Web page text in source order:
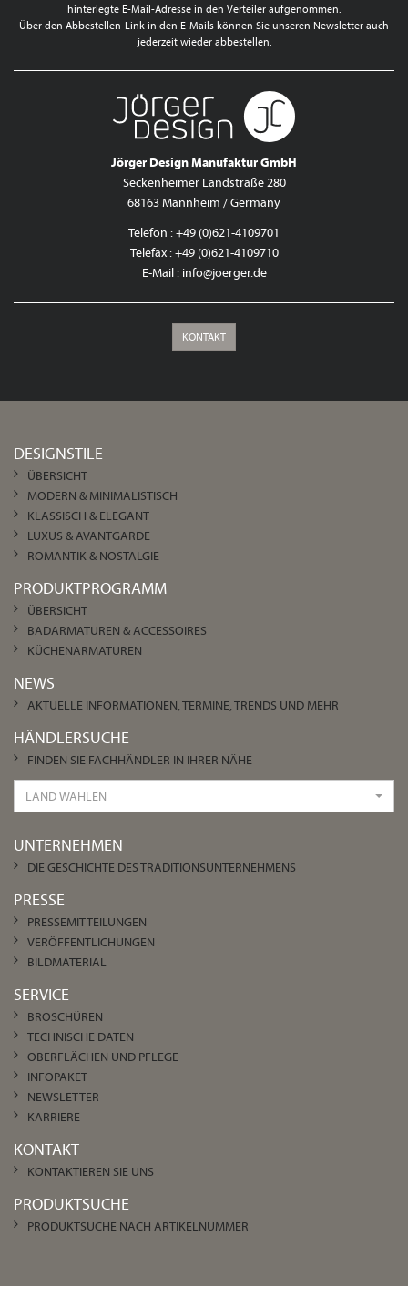
hinterlegte E-Mail-Adresse in den Verteiler aufgenommen.
Über den Abbestellen-Link in den E-Mails können Sie unseren Newsletter auch
jederzeit wieder abbestellen.
Jörger Design Manufaktur GmbH
Seckenheimer Landstraße 280
68163 Mannheim / Germany
Telefon : +49 (0)621-4109701
Telefax : +49 (0)621-4109710
E-Mail : info@joerger.de
KONTAKT
DESIGNSTILE
ÜBERSICHT
MODERN & MINIMALISTISCH
KLASSISCH & ELEGANT
LUXUS & AVANTGARDE
ROMANTIK & NOSTALGIE
PRODUKTPROGRAMM
ÜBERSICHT
BADARMATUREN & ACCESSOIRES
KÜCHENARMATUREN
NEWS
AKTUELLE INFORMATIONEN, TERMINE, TRENDS UND MEHR
HÄNDLERSUCHE
FINDEN SIE FACHHÄNDLER IN IHRER NÄHE
LAND WÄHLEN
UNTERNEHMEN
DIE GESCHICHTE DES TRADITIONSUNTERNEHMENS
PRESSE
PRESSEMITTEILUNGEN
VERÖFFENTLICHUNGEN
BILDMATERIAL
SERVICE
BROSCHÜREN
TECHNISCHE DATEN
OBERFLÄCHEN UND PFLEGE
INFOPAKET
NEWSLETTER
KARRIERE
KONTAKT
KONTAKTIEREN SIE UNS
PRODUKTSUCHE
PRODUKTSUCHE NACH ARTIKELNUMMER